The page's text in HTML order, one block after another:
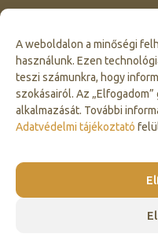
A weboldalon a minőségi
használunk. Ezen
teszi számunkra, hogy
szokásairól. Az
alkalmazását. További
Adatvédelmi tájékoztató
Click to accept